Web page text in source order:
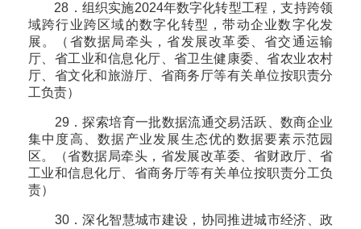
28．组织实施2024年数字化转型工程，支持跨领
域跨行业跨区域的数字化转型，带动企业数字化发
展。（省数据局牵头，省发展改革委、省交通运输
厅、省工业和信息化厅、省卫生健康委、省农业农村
厅、省文化和旅游厅、省商务厅等有关单位按职责分
工负责）
29．探索培育一批数据流通交易活跃、数商企业
集中度高、数据产业发展生态优的数据要素示范园
区。（省数据局牵头，省发展改革委、省财政厅、省
工业和信息化厅、省商务厅等有关单位按职责分工负
责）
30．深化智慧城市建设，协同推进城市经济、政